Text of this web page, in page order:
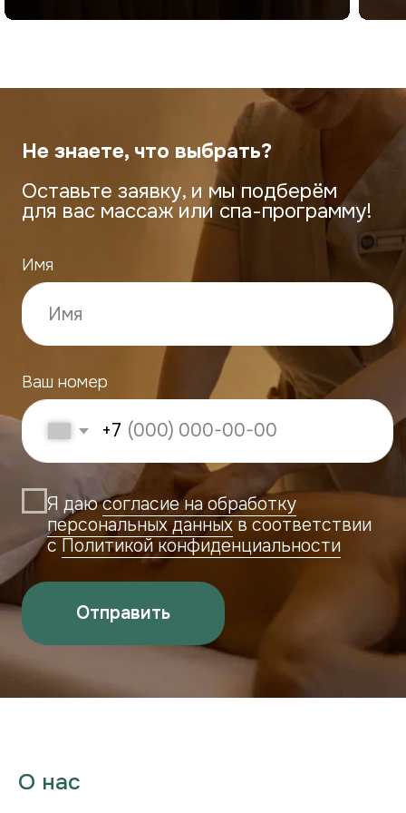
О нас
© 2026 ECO TELO
Договор публичной Правила посещения салона
ECO TELO
Положение о порядке
записи
Политика использования
файлов cookie
Правила использования абонемента
Салона «ECO TELO»
Правила использования подарочных сертификатов
Салона «ECO TELO»
ИП Сахалкина Светлана Александровна